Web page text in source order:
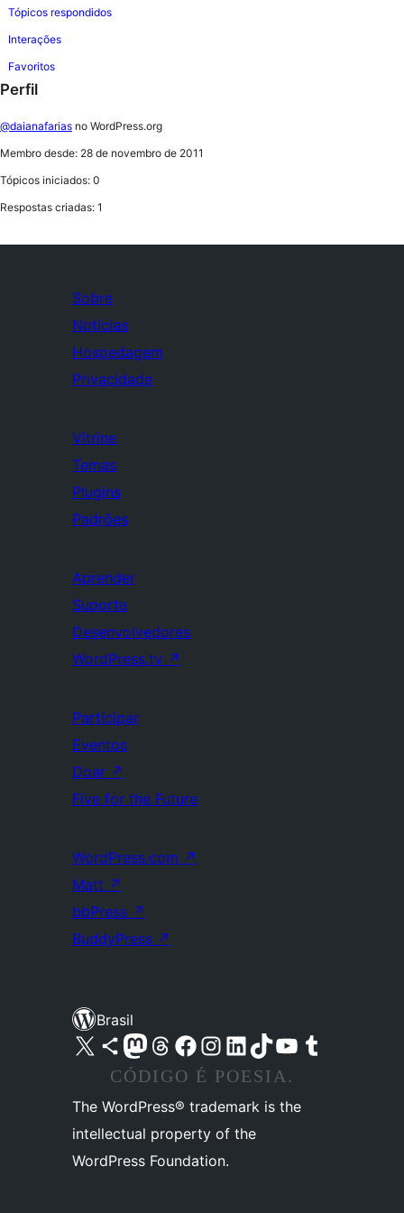
Tópicos respondidos
Interações
Favoritos
Perfil
@daianafarias no WordPress.org
Membro desde: 28 de novembro de 2011
Tópicos iniciados: 0
Respostas criadas: 1
Sobre
Notícias
Hospedagem
Privacidade
Vitrine
Temas
Plugins
Padrões
Aprender
Suporte
Desenvolvedores
WordPress.tv ↗
Participar
Eventos
Doar ↗
Five for the Future
WordPress.com ↗
Matt ↗
bbPress ↗
BuddyPress ↗
Brasil
Acessar nossa conta do X (antigo Twitter)
Acessar nossa conta do Bluesky
Acessar nossa conta do Mastodon
Acessar nossa conta do Threads
Acessar nossa página do Facebook
Acessar nossa conta do Instagram
Acessar nossa conta do LinkedIn
Acessar nossa conta do TikTok
Acessar nosso canal do YouTube
Acessar nossa conta no Tumblr
CÓDIGO É POESIA.
The WordPress® trademark is the
intellectual property of the
WordPress Foundation.